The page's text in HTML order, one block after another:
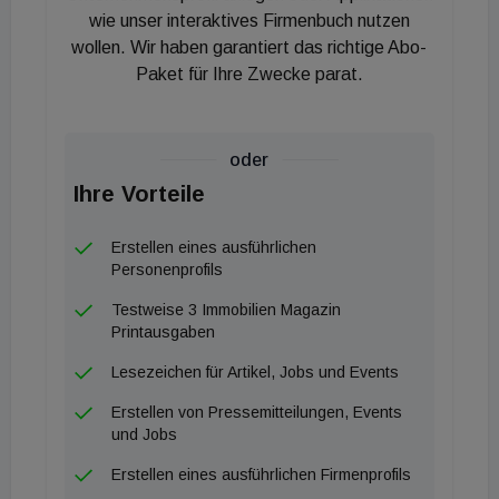
Wohneinheiten zu rechnen, das bedeutet ein Plus
von 1.100 gegenüber der letzten Prognose.
Nach Bundesländern betrachtet, findet die größte
würde sogar etwas mehr Fertigstellungen als im
vergangenen Jahr bedeuten, und ein weiteres
Rekordfertigstellungsjahr bedeuten“, so Pisecky.
Die so genannte Fertigstellungsquote jedoch geht
insbesondere aufgrund des
Bevölkerungswachstums leicht zurück. Das ist auch
Niederösterreich und Vorarlberg, der Fall.
Fertigstellungen sinken, für 2025 wird dann mit nur
wie unser interaktives Firmenbuch nutzen
wollen. Wir haben garantiert das richtige Abo-
Paket für Ihre Zwecke parat.
oder
Ihre Vorteile
Erstellen eines ausführlichen
Personenprofils
Testweise 3 Immobilien Magazin
Printausgaben
Lesezeichen für Artikel, Jobs und Events
Erstellen von Pressemitteilungen, Events
und Jobs
Erstellen eines ausführlichen Firmenprofils